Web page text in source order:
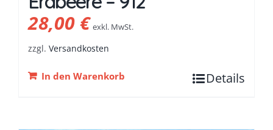
28,00€ exkl. MwSt.
zzgl. Versandkosten
In den Warenkorb Details